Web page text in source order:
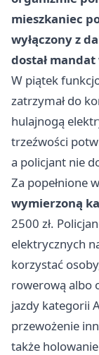
mieszkaniec
wyłączony z
dostał mandat
W piątek
zatrzymał do
hulajnogą
trzeźwości
a policjant nie
Za popełnione
wymierzoną
2500 zł.
elektrycznych
korzystać
rowerową albo
jazdy kategorii
przewożenie
także